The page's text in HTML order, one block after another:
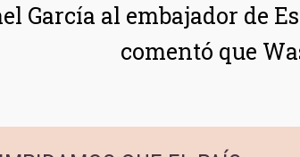
García al embajador de
comentó que